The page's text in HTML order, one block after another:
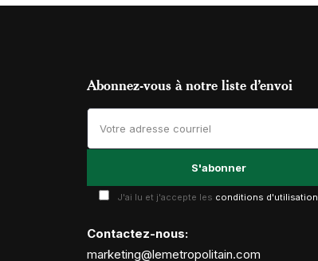
Abonnez-vous à notre liste d’envoi
J'ai lu et j'accepte les conditions d'utilisation
Contactez-nous:
marketing@lemetropolitain.com